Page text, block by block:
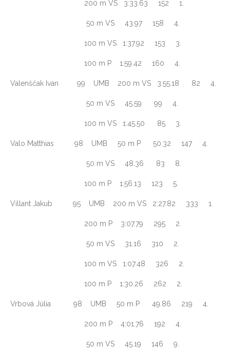
200 m VS 3:33.63 152 1.
50 m VS 43.97 158 4.
100 m VS 1:37.92 153 3.
100 m P 1:59.42 160 4.
Valenščak Ivan 99 UMB 200 m VS 3:55.18 82 4.
50 m VS 45.59 99 4.
100 m VS 1:45.50 85 3.
Valo Matthias 98 UMB 50 m P 50.32 147 4.
50 m VS 48.36 83 8.
100 m P 1:56.13 123 5.
Villant Jakub 95 UMB 200 m VS 2:27.82 333 1.
200 m P 3:07.79 295 2.
50 m VS 31.16 310 2.
100 m VS 1:07.48 326 2.
100 m P 1:30.26 262 2.
Vrbová Júlia 98 UMB 50 m P 49.86 219 4.
200 m P 4:01.76 192 4.
50 m VS 45.19 146 9.